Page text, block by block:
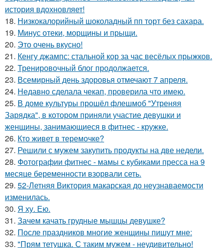
история вдохновляет!
18. Низкокалорийный шоколадный пп торт без сахара.
19. Минус отеки, морщины и прыщи.
20. Это очень вкусно!
21. Кенгу джампс: стальной кор за час весёлых прыжков.
22. Тренировочный блог продолжается.
23. Всемирный день здоровья отмечают 7 апреля.
24. Недавно сделала чекап, проверила что имею.
25. В доме культуры прошёл флешмоб "Утреняя
Зарядка", в котором приняли участие девушки и
женщины, занимающиеся в фитнес - кружке.
26. Кто живет в теремочке?
27. Решили с мужем закупить продукты на две недели.
28. Фотографии фитнес - мамы с кубиками пресса на 9
месяце беременности взорвали сеть.
29. 52-Летняя Виктория макарская до неузнаваемости
изменилась.
30. Я ху. Ею.
31. Зачем качать грудные мышцы девушке?
32. После праздников многие женщины пишут мне:
33. "Прям тетушка. С таким мужем - неудивительно!